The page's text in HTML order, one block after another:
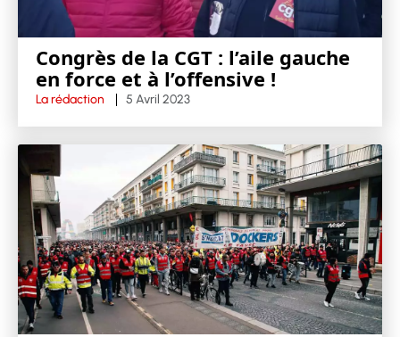
Congrès de la CGT : l’aile gauche
en force et à l’offensive !
La rédaction 5 Avril 2023